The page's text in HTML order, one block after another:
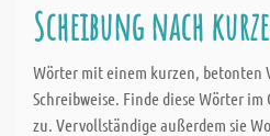
Scheibung nach
Wörter mit einem kurzen, betonten
Schreibweise. Finde diese Wörter
zu. Vervollständige außerdem sie